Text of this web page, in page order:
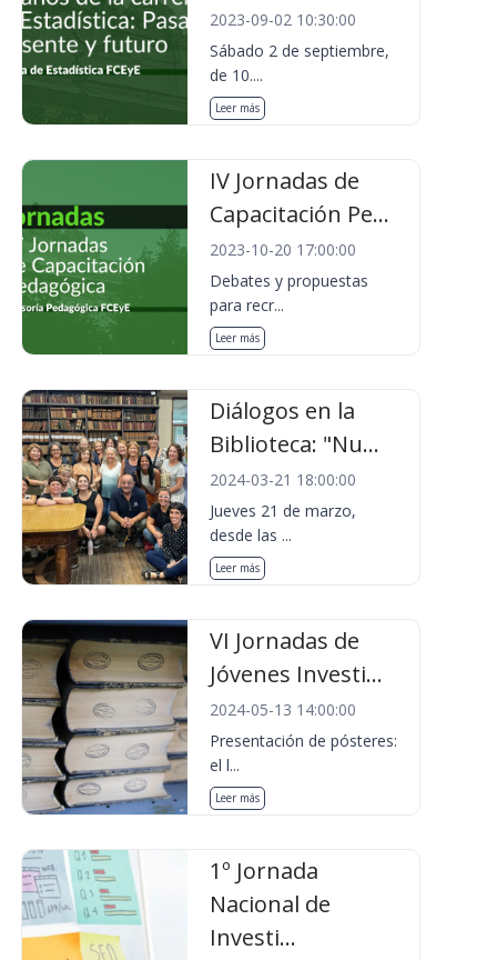
2023-09-02 10:30:00
Sábado 2 de septiembre,
de 10....
Leer más
IV Jornadas de
Capacitación Pe...
2023-10-20 17:00:00
Debates y propuestas
para recr...
Leer más
Diálogos en la
Biblioteca: "Nu...
2024-03-21 18:00:00
Jueves 21 de marzo,
desde las ...
Leer más
VI Jornadas de
Jóvenes Investi...
2024-05-13 14:00:00
Presentación de pósteres:
el l...
Leer más
1º Jornada
Nacional de
Investi...